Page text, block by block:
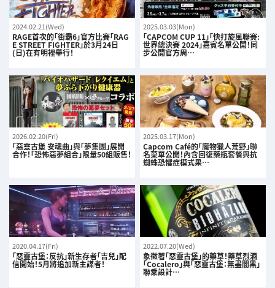
2024.02.21(Wed)
RAGE首次的「街霸6」官方比賽「RAG
E STREET FIGHTER」於3月24日
(日)在有明裡舉行！
2025.03.03(Mon)
「CAPCOM CUP 11」「快打旋風聯賽:
世界總決賽 2024」嘉賓名單公開！同
步公開官方周…
2026.02.20(Fri)
「惡靈古堡 安魂曲」與「夢集團」展開
合作！「恐怖惡夢組合」限量50組販售！
2025.03.17(Mon)
Capcom Café的「魔物獵人荒野」聯
名菜單公開！內含回復藥瓶套餐與抗
蜘蛛恐懼症模式果…
2020.04.17(Fri)
「惡靈古堡：反抗」新生存者「吉兒」配
信開始！5月將追加新主謀者！
2022.07.20(Wed)
象徵著「惡靈古堡」的藥草！藥草烈酒
「Cocalero」與「惡靈古堡：無盡闇黑」
聯乘設計…